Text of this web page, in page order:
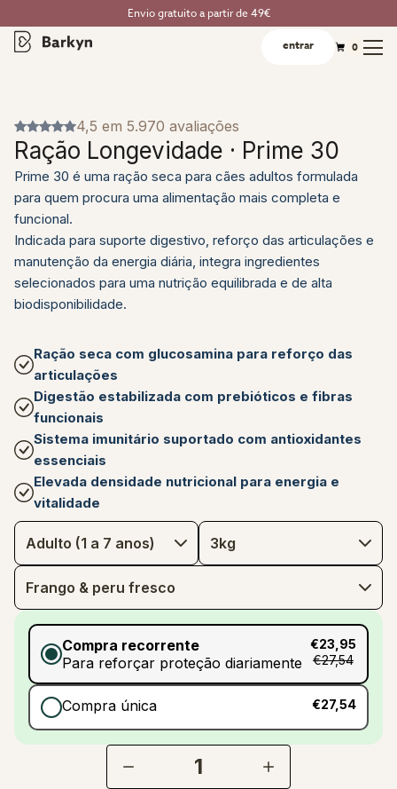
Envio gratuito a partir de 49€
entrar 0
4,5 em 5.970 avaliações
Ração Longevidade · Prime 30
Prime 30 é uma ração seca para cães adultos formulada
para quem procura uma alimentação mais completa e
funcional.
Indicada para suporte digestivo, reforço das articulações e
manutenção da energia diária, integra ingredientes
selecionados para uma nutrição equilibrada e de alta
biodisponibilidade.
Ração seca com glucosamina para reforço das
articulações
Digestão estabilizada com prebióticos e fibras
funcionais
Sistema imunitário suportado com antioxidantes
essenciais
Elevada densidade nutricional para energia e
vitalidade
Compra recorrente
Para reforçar proteção diariamente
€23,95
€27,54
Compra única €27,54
1